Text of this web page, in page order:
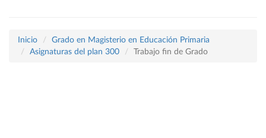
Inicio
Grado en Magisterio en Educación Primaria
Asignaturas del plan 300
Trabajo fin de Grado